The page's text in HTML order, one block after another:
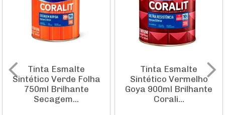
Tinta Esmalte
Sintético Verde Folha
750ml Brilhante
Secagem...
Tinta Esmalte
Sintético Vermelho
Goya 900ml Brilhante
Corali...